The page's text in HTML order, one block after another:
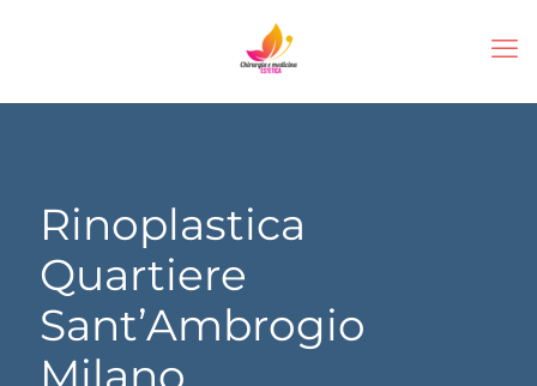
Rinoplastica
Quartiere
Sant’Ambrogio
Milano